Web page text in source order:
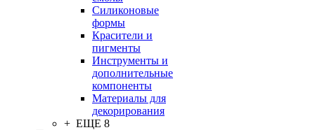
Силиконовые
формы
Красители и
пигменты
Инструменты и
дополнительные
компоненты
Материалы для
декорирования
+ ЕЩЕ 8